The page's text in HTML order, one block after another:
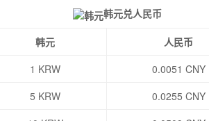
韩元兑人民币
韩元
人民币
1 KRW
0.0051 CNY
5 KRW
0.0255 CNY